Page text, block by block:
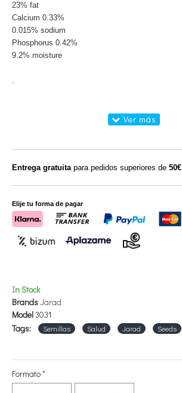
23% fat
Calcium 0.33%
0.015% sodium
Phosphorus 0.42%
9.2% moisture
.
In Stock
BrandsJarad
Model3031
Tags:
Semillas Salud Jarad Seeds
Formato
Entrega gratuitapara pedidos superiores de 50€
Elije tu forma de pagar